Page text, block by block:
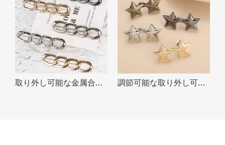
取り外し可能な金属合金ウエストタイトピンジーンズウエストタイトナーボタンパンツスカート用 調節可能な取り外し可能な星型ウエストエクステンダーバックルパンツジーンズズボン用締めボタン